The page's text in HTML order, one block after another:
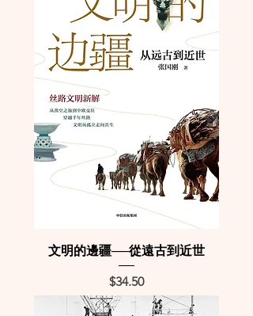
文明的邊疆──從遠古到近世
Price
$34.50